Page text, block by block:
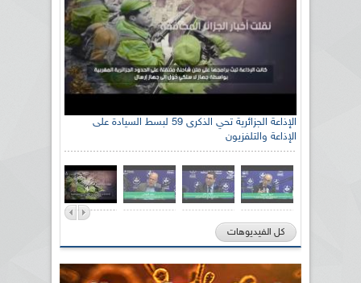
الإذاعة الجزائرية تحي الذكرى 59 لبسط السيادة على
الإذاعة والتلفزيون
رئيس اللجنة الوطنية الجزائرية للتضامن مع الشعب
الصحراوي السيد سعيد العياشي
كل الفيديوهات